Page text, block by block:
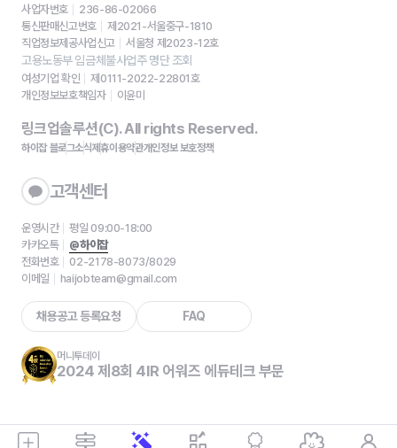
사업자번호
236-86-02066
통신판매신고번호
제2021-서울중구-1810
직업정보제공사업신고
서울청 제2023-12호
고용노동부 임금체불사업주 명단 조회
여성기업 확인
제0111-2022-22801호
개인정보보호책임자
이윤미
링크업솔루션(C). All rights Reserved.
하이잡 블로그소식제휴이용약관개인정보 보호정책
고객센터
운영시간
평일 09:00-18:00
카카오톡
@하이잡
전화번호
02-2178-8073/8029
이메일
haijobteam@gmail.com
채용공고 등록요청 FAQ
머니투데이
2024 제8회 4IR 어워즈 에듀테크 부문